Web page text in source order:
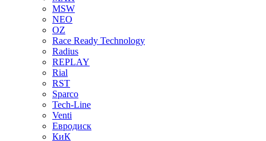
MSW
NEO
OZ
Race Ready Technology
Radius
REPLAY
Rial
RST
Sparco
Tech-Line
Venti
Евродиск
КиК